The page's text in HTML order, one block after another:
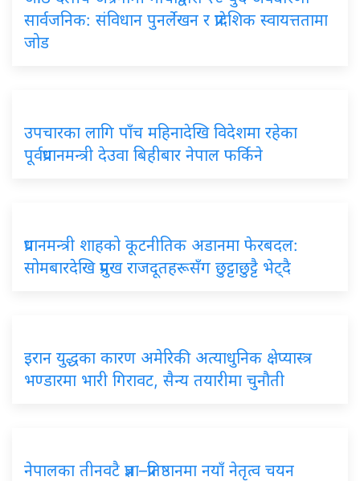
सार्वजनिक: संविधान पुनर्लेखन र प्रादेशिक स्वायत्ततामा
जोड
उपचारका लागि पाँच महिनादेखि विदेशमा रहेका
पूर्वप्रधानमन्त्री देउवा बिहीबार नेपाल फर्किने
प्रधानमन्त्री शाहको कूटनीतिक अडानमा फेरबदल:
सोमबारदेखि प्रमुख राजदूतहरूसँग छुट्टाछुट्टै भेट्दै
इरान युद्धका कारण अमेरिकी अत्याधुनिक क्षेप्यास्त्र
भण्डारमा भारी गिरावट, सैन्य तयारीमा चुनौती
नेपालका तीनवटै प्रज्ञा–प्रतिष्ठानमा नयाँ नेतृत्व चयन